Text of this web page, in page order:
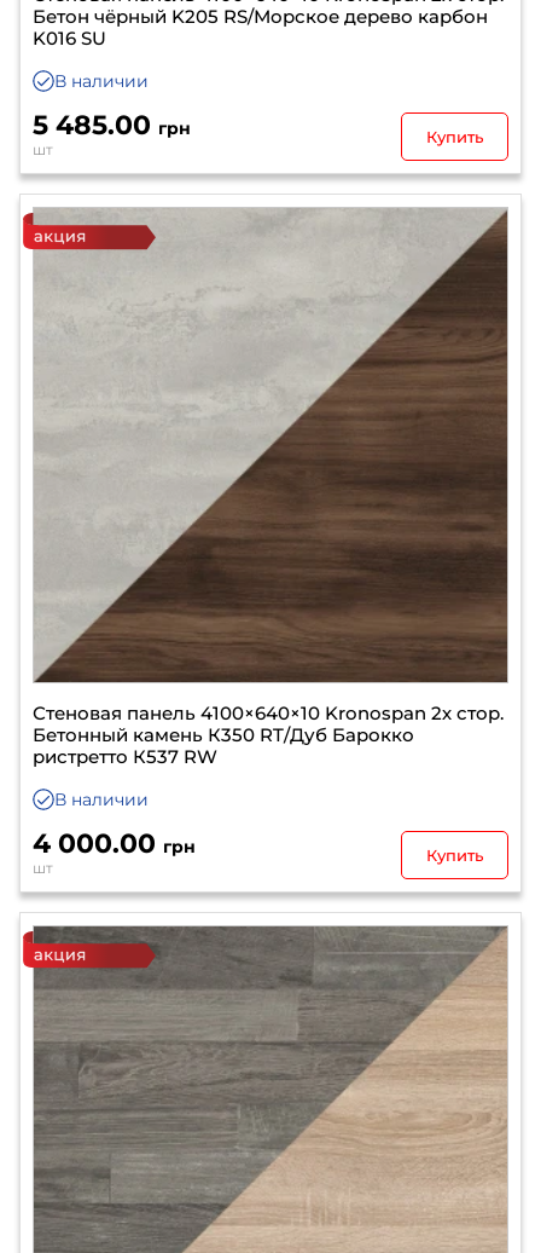
Бетон чёрный K205 RS/Морское дерево карбон
K016 SU
В наличии
5 485.00 грн
шт
Купить
Стеновая панель 4100×640×10 Kronospan 2х стор.
Бетонный камень К350 RT/Дуб Барокко
ристретто К537 RW
В наличии
4 000.00 грн
шт
Купить